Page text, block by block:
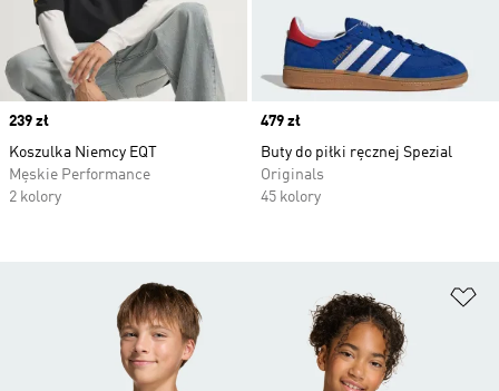
Price
239 zł
Koszulka Niemcy EQT
Męskie Performance
2 kolory
Price
479 zł
Buty do piłki ręcznej Spezial
Originals
45 kolory